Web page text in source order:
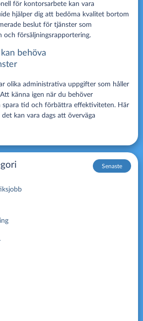
för kontorsarbete kan vara
hjälper dig att bedöma kvalitet bortom
beslut för tjänster som
och försäljningsrapportering.
behöva
olika administrativa uppgifter som håller
känna igen när du behöver
spara tid och förbättra effektiviteten. Här
kan vara dags att överväga
Senaste